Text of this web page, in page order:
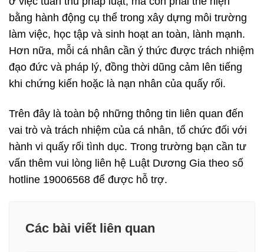
bằng hành động cụ thể trong xây dựng môi trường
làm việc, học tập và sinh hoạt an toàn, lành mạnh.
Hơn nữa, mỗi cá nhân cần ý thức được trách nhiệm
đạo đức và pháp lý, đồng thời dũng cảm lên tiếng
khi chứng kiến hoặc là nạn nhân của quấy rối.
Trên đây là toàn bộ những thông tin liên quan đến
vai trò và trách nhiệm của cá nhân, tổ chức đối với
hành vi quấy rối tình dục. Trong trường bạn cần tư
vấn thêm vui lòng liên hệ Luật Dương Gia theo số
hotline 19006568 để được hỗ trợ.
Các bài viết liên quan